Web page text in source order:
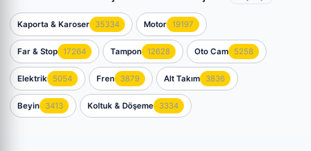
Kaporta & Karoser 35334 Motor 19197
Far & Stop 17264 Tampon 12628 Oto Cam 5258
Elektrik 5054 Fren 3879 Alt Takım 3836
Beyin 3413 Koltuk & Döşeme 3334